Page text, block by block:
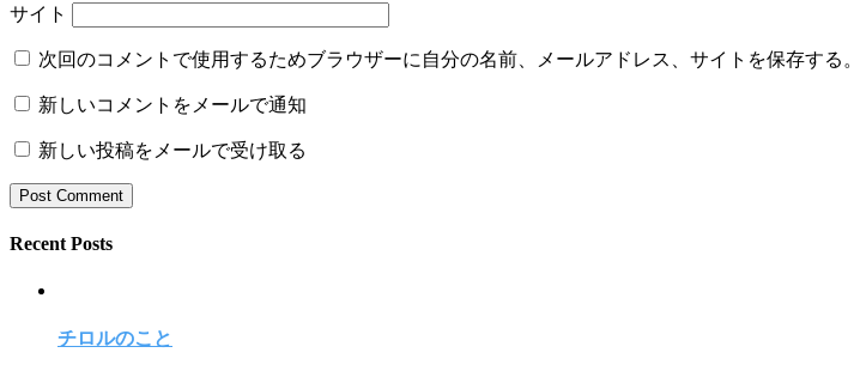
サイト
次回のコメントで使用するためブラウザーに自分の名前、メールアドレス、サイトを保存する。
新しいコメントをメールで通知
新しい投稿をメールで受け取る
Recent Posts
チロルのこと